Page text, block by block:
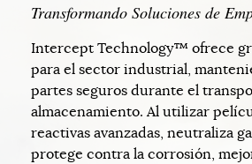
Transformando Soluciones de
Intercept Technology™ ofrece
para el sector industrial,
partes seguros durante el
almacenamiento. Al utilizar
reactivas avanzadas, neutraliza
protege contra la corrosión,